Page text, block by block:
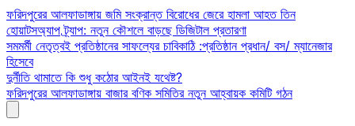
Skip
to
content
ফরিদপুরের আলফাডাঙ্গায় জমি সংক্রান্ত বিরোধের জেরে হামলা আহত তিন
হোয়াটসঅ্যাপ ট্র্যাপ: নতুন কৌশলে বাড়ছে ডিজিটাল প্রতারণা
সমমর্মী নেতৃত্বই প্রতিষ্ঠানের সাফল্যের চাবিকাঠি :প্রতিষ্ঠান প্রধান/ বস/ ম্যানেজার
হিসেবে
দুর্নীতি থামাতে কি শুধু কঠোর আইনই যথেষ্ট?
ফরিদপুরের আলফাডাঙ্গায় বাজার বণিক সমিতির নতুন আহ্বায়ক কমিটি গঠন